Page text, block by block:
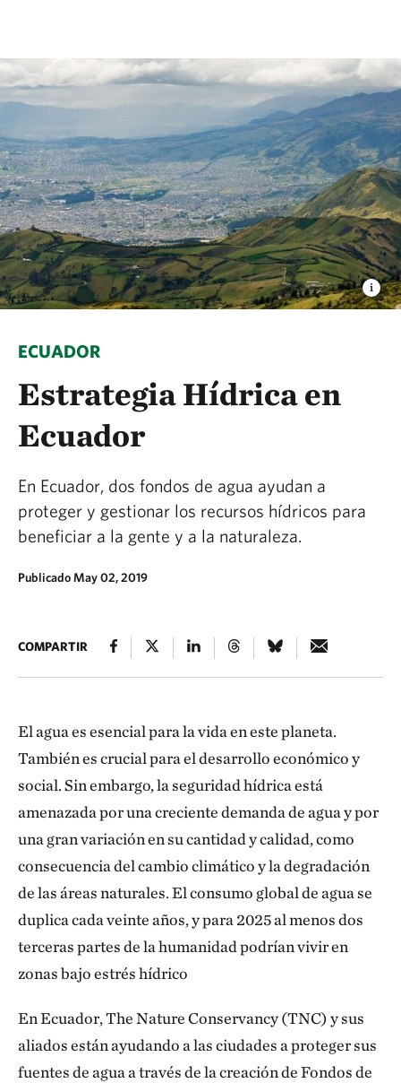
ECUADOR
Estrategia Hídrica en
Ecuador
En Ecuador, dos fondos de agua ayudan a
proteger y gestionar los recursos hídricos para
beneficiar a la gente y a la naturaleza.
Publicado May 02, 2019
COMPARTIR
El agua es esencial para la vida en este planeta.
También es crucial para el desarrollo económico y
social. Sin embargo, la seguridad hídrica está
amenazada por una creciente demanda de agua y por
una gran variación en su cantidad y calidad, como
consecuencia del cambio climático y la degradación
de las áreas naturales. El consumo global de agua se
duplica cada veinte años, y para 2025 al menos dos
terceras partes de la humanidad podrían vivir en
zonas bajo estrés hídrico
En Ecuador, The Nature Conservancy (TNC) y sus
aliados están ayudando a las ciudades a proteger sus
fuentes de agua a través de la creación de Fondos de